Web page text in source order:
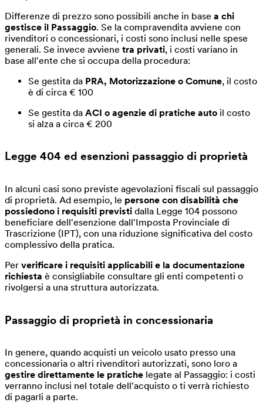
Differenze di prezzo sono possibili anche in base a chi
gestisce il Passaggio. Se la compravendita avviene con
rivenditori o concessionari, i costi sono inclusi nelle spese
generali. Se invece avviene tra privati, i costi variano in
base all'ente che si occupa della procedura:
Se gestita da PRA, Motorizzazione o Comune, il costo
è di circa € 100
Se gestita da ACI o agenzie di pratiche auto il costo
si alza a circa € 200
Legge 404 ed esenzioni passaggio di proprietà
In alcuni casi sono previste agevolazioni fiscali sul passaggio
di proprietà. Ad esempio, le persone con disabilità che
possiedono i requisiti previsti dalla Legge 104 possono
beneficiare dell'esenzione dall'Imposta Provinciale di
Trascrizione (IPT), con una riduzione significativa del costo
complessivo della pratica.
Per verificare i requisiti applicabili e la documentazione
richiesta è consigliabile consultare gli enti competenti o
rivolgersi a una struttura autorizzata.
Passaggio di proprietà in concessionaria
In genere, quando acquisti un veicolo usato presso una
concessionaria o altri rivenditori autorizzati, sono loro a
gestire direttamente le pratiche legate al Passaggio: i costi
verranno inclusi nel totale dell'acquisto o ti verrà richiesto
di pagarli a parte.